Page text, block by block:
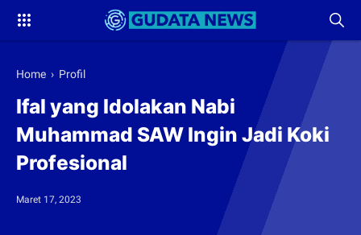
Home › Profil
Ifal yang Idolakan Nabi
Muhammad SAW Ingin Jadi Koki
Profesional
Maret 17, 2023